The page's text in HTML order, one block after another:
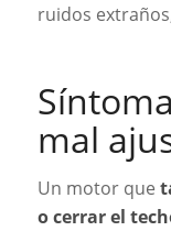
ruidos
mal
Un motor que
o cerrar el